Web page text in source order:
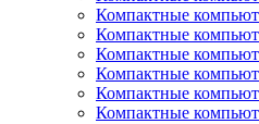
Компактные
Компактные
Компактные
Компактные
Компактные
Компактные